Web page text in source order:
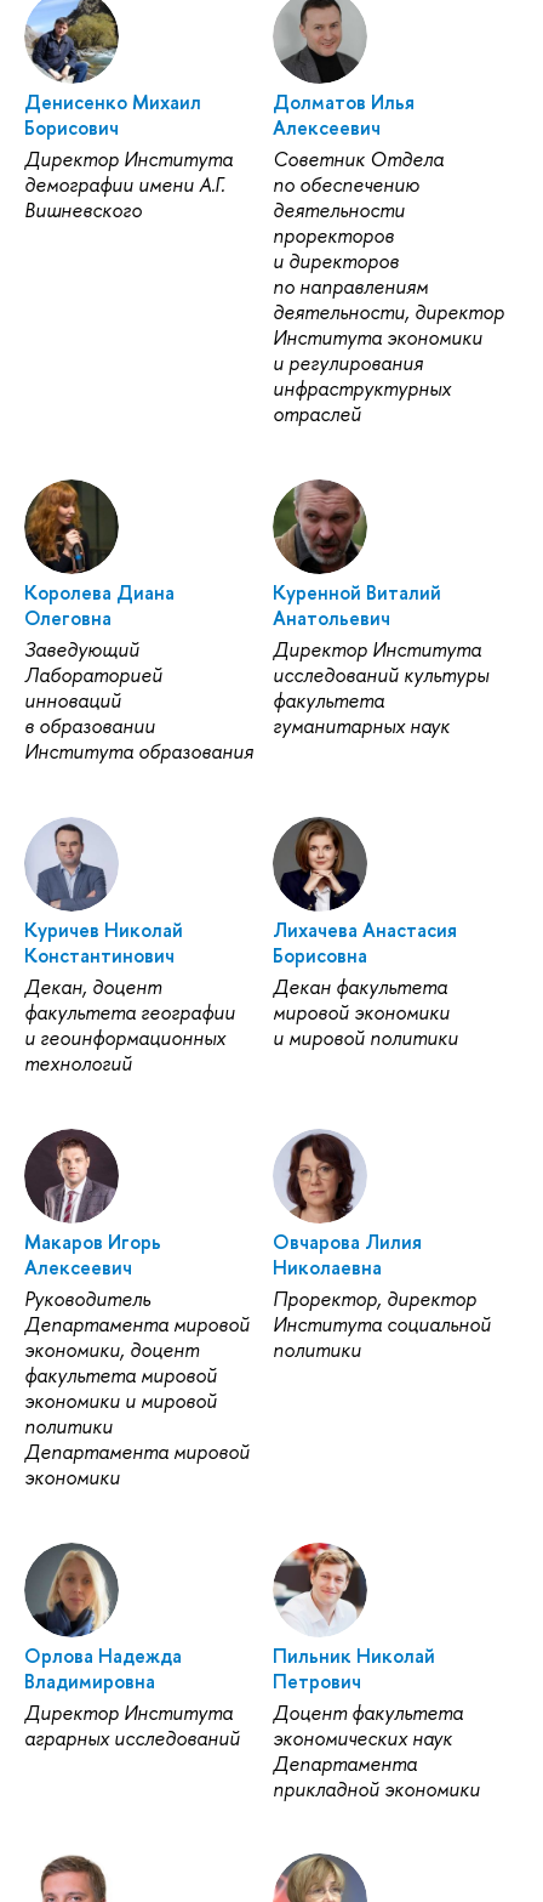
Денисенко Михаил
Борисович
Директор Института
демографии имени А.Г.
ишневского
Долматов Илья
Алексеевич
Советник Отдела
по обеспечению
деятельности
проректоро
и директоро
по направлениям
деятельности, директор
Института экономики
и регулирования
инфраструктурных
отраслей
Королева Диана
Олеговна
Заведующий
Лабораторией
инноваций
образовании
Института образования
Куренной Виталий
Анатольевич
Директор Института
исследований культуры
факультета
уманитарных наук
Куричев Николай
Константинович
Декан, доцент
факультета географии
и геоинформационных
технологий
Лихачева Анастасия
Борисовна
Декан факультета
мировой экономики
и мировой политики
Макаров Игорь
Алексеевич
Руководитель
Департамента мировой
экономики, доцент
факультета мировой
экономики и мировой
политики
Департамента мировой
экономики
Овчарова Лилия
Николаевна
Проректор, директор
Института социальной
политики
Орлова Надежда
ладимировна
Директор Института
аграрных исследований
Пильник Николай
Петрович
Доцент факультета
экономических наук
Департамента
прикладной экономики